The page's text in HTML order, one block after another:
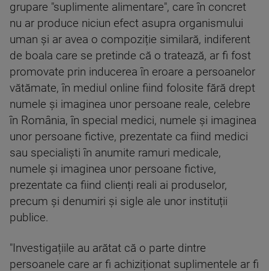
grupare "suplimente alimentare", care în concret
nu ar produce niciun efect asupra organismului
uman și ar avea o compoziție similară, indiferent
de boala care se pretinde că o tratează, ar fi fost
promovate prin inducerea în eroare a persoanelor
vătămate, în mediul online fiind folosite fără drept
numele și imaginea unor persoane reale, celebre
în România, în special medici, numele și imaginea
unor persoane fictive, prezentate ca fiind medici
sau specialiști în anumite ramuri medicale,
numele și imaginea unor persoane fictive,
prezentate ca fiind clienți reali ai produselor,
precum și denumiri și sigle ale unor instituții
publice.
"Investigațiile au arătat că o parte dintre
persoanele care ar fi achiziționat suplimentele ar fi